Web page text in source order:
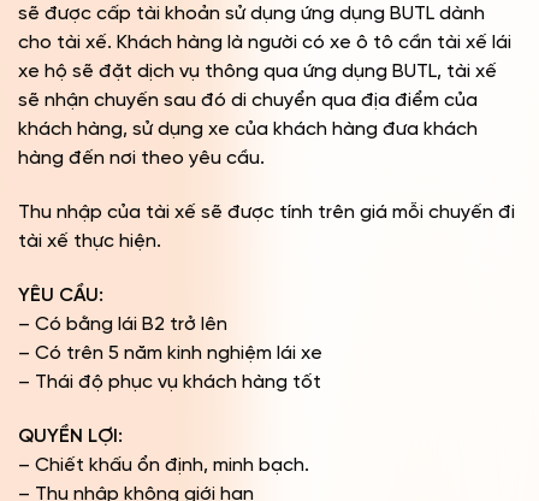
sẽ được cấp tài khoản sử dụng ứng dụng BUTL dành
cho tài xế. Khách hàng là người có xe ô tô cần tài xế lái
xe hộ sẽ đặt dịch vụ thông qua ứng dụng BUTL, tài xế
sẽ nhận chuyến sau đó di chuyển qua địa điểm của
khách hàng, sử dụng xe của khách hàng đưa khách
hàng đến nơi theo yêu cầu.
Thu nhập của tài xế sẽ được tính trên giá mỗi chuyến đi
tài xế thực hiện.
YÊU CẦU:
– Có bằng lái B2 trở lên
– Có trên 5 năm kinh nghiệm lái xe
– Thái độ phục vụ khách hàng tốt
QUYỀN LỢI:
– Chiết khấu ổn định, minh bạch.
– Thu nhập không giới hạn